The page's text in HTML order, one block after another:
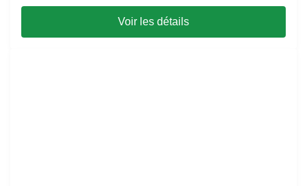
Voir les détails